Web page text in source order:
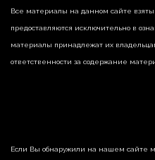
Все материалы на данном сайте взяты
предоставляются исключительно в
материалы принадлежат их
ответственности за содержание
Если Вы обнаружили на нашем сайте